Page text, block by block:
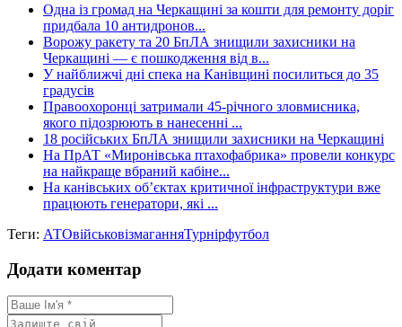
Одна із громад на Черкащині за кошти для ремонту доріг
придбала 10 антидронов...
Ворожу ракету та 20 БпЛА знищили захисники на
Черкащині — є пошкодження від в...
У найближчі дні спека на Канівщині посилиться до 35
градусів
Правоохоронці затримали 45-річного зловмисника,
якого підозрюють в нанесенні ...
18 російських БпЛА знищили захисники на Черкащині
На ПрАТ «Миронівська птахофабрика» провели конкурс
на найкраще вбраний кабіне...
На канівських об’єктах критичної інфраструктури вже
працюють генератори, які ...
Теги: АТОвійськовізмаганняТурнірфутбол
Додати коментар